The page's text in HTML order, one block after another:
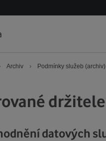
Archiv › Podmínky služeb (archiv)
držitele
datových